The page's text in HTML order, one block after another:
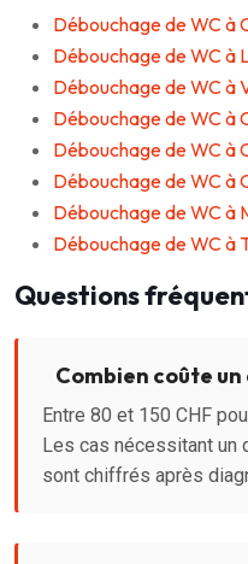
Débouchage de WC à
Débouchage de WC à
Débouchage de WC à
Débouchage de WC à
Débouchage de WC à
Débouchage de WC à
Débouchage de WC à
Débouchage de WC à
Questions
Combien coûte
Entre 80 et 150 CHF
Les cas nécessitant un
sont chiffrés après